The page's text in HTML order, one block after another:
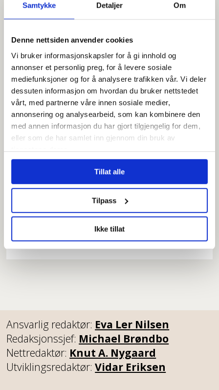
Samtykke Detaljer Om
Denne nettsiden anvender cookies
Vi bruker informasjonskapsler for å gi innhold og
annonser et personlig preg, for å levere sosiale
mediefunksjoner og for å analysere trafikken vår. Vi deler
dessuten informasjon om hvordan du bruker nettstedet
vårt, med partnerne våre innen sosiale medier,
annonsering og analysearbeid, som kan kombinere den
med annen informasjon du har gjort tilgjengelig for dem,
eller som de har samlet inn gjennom din bruk av
tjenestene deres.
Tillat alle
Tilpass
Ikke tillat
Vil innføre 12,5 timars
vakter: –⁠ Færre vil jobbe i
helse
Oslo Nye Teater legger
ned Trikkestallen –⁠
halverer antall
forestillinger
Ansvarlig redaktør: Eva Ler Nilsen
Redaksjonssjef: Michael Brøndbo
Nettredaktør: Knut A. Nygaard
Utviklingsredaktør:Vidar Eriksen